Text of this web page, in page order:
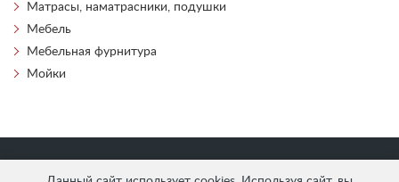
Матрасы, наматрасники, подушки
Мебель
Мебельная фурнитура
Мойки